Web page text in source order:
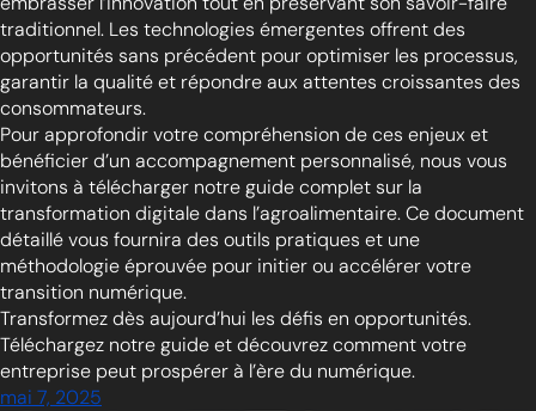
traditionnel. Les technologies émergentes offrent des
opportunités sans précédent pour optimiser les processus,
garantir la qualité et répondre aux attentes croissantes des
consommateurs.
Pour approfondir votre compréhension de ces enjeux et
bénéficier d’un accompagnement personnalisé, nous vous
invitons à télécharger notre guide complet sur la
transformation digitale dans l’agroalimentaire. Ce document
détaillé vous fournira des outils pratiques et une
méthodologie éprouvée pour initier ou accélérer votre
transition numérique.
Transformez dès aujourd’hui les défis en opportunités.
Téléchargez notre guide et découvrez comment votre
entreprise peut prospérer à l’ère du numérique.
mai 7, 2025